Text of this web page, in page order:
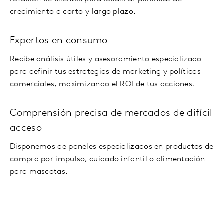
crecimiento a corto y largo plazo.
Expertos en consumo
Recibe análisis útiles y asesoramiento especializado
para definir tus estrategias de marketing y políticas
comerciales, maximizando el ROI de tus acciones.
Comprensión precisa de mercados de difícil
acceso
Disponemos de paneles especializados en productos de
compra por impulso, cuidado infantil o alimentación
para mascotas.